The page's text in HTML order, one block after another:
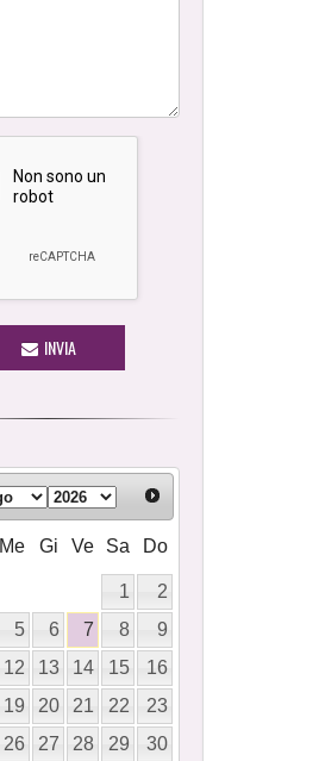
INVIA
Me Gi Ve Sa Do
1
2
5 6 7 8
9
12 13 14 15
16
19 20 21 22
23
26 27 28 29
30